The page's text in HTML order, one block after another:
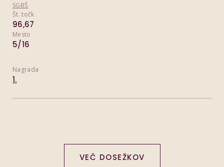
SGBŠ
Št. točk
96,67
Mesto
5/16
Nagrada
1.
VEČ DOSEŽKOV